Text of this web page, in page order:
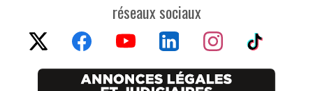
réseaux sociaux